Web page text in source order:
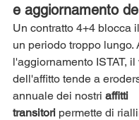
e aggiornamento
Un contratto 4+4 blocca
un periodo troppo lungo.
l'aggiornamento ISTAT,
dell'affitto tende a
annuale dei nostri affitti
transitori permette di